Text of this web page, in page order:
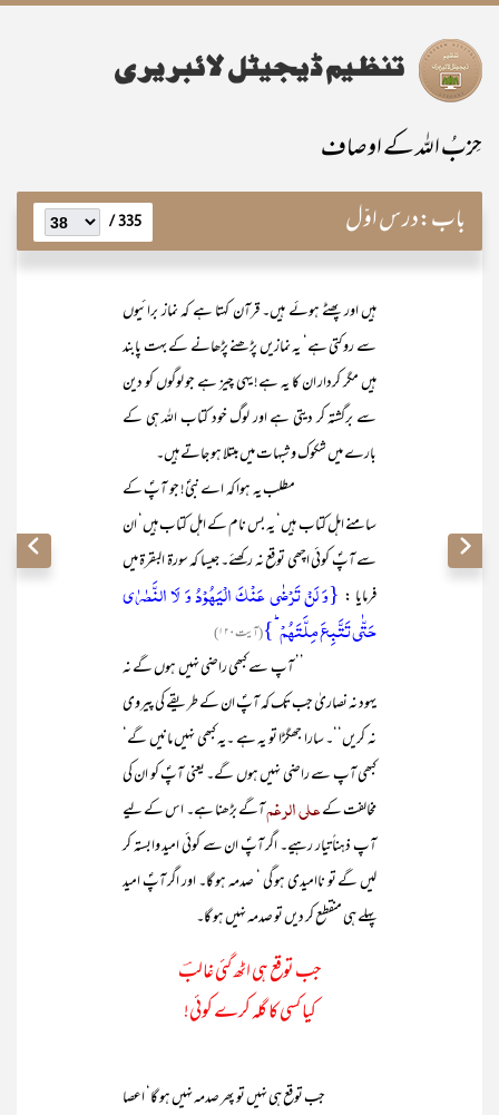
حِزبُ اللہ کے اوصاف
باب:درس اوّل 335 /
ہیں اور پھٹے ہوئے ہیں۔ قرآن کہتا ہے کہ نماز برائیوں
سے روکتی ہے‘ یہ نمازیں پڑھنے پڑھانے کے بہت پابند
ہیں مگر کردار ان کا یہ ہے! یہی چیز ہے جو لوگوں کو دین
سے برگشتہ کر دیتی ہے اور لوگ خود کتاب اللہ ہی کے
بارے میں شکوک و شبہات میں مبتلا ہو جاتے ہیں۔
مطلب یہ ہوا کہ اے نبیؐ! جو آپؐ کے
سامنے اہل کتاب ہیں‘ یہ بس نام کے اہل کتاب ہیں‘ ان
سے آپؐ کوئی اچھی توقع نہ رکھئے۔ جیسا کہ سورۃ البقرۃ میں
فرمایا : {وَ لَنۡ تَرۡضٰی عَنۡکَ الۡیَہُوۡدُ وَ لَا النَّصٰرٰی
حَتّٰی تَتَّبِعَ مِلَّتَہُمۡ ؕ}(آیت ۱۲۰)
’’ آپ سے کبھی راضی نہیں ہوں گے نہ
یہود نہ نصاریٰ جب تک کہ آپؐ ان کے طریقے کی پیروی
نہ کریں‘‘۔ سارا جھگڑا تو یہ ہے ۔یہ کبھی نہیں مانیں گے‘
کبھی آپ سے راضی نہیں ہوں گے۔ یعنی آپؐ کو ان کی
مخالفت کےعلی الرغمآگے بڑھنا ہے۔ اس کے لیے
آپ ذہناً تیار رہیے۔ اگر آپؐ ان سے کوئی امید وابستہ کر
لیں گے تو ناامیدی ہو گی ‘ صدمہ ہو گا۔ اور اگر آپؐ امید
پہلے ہی منقطع کر دیں تو صدمہ نہیں ہو گا۔
جب توقع ہی اٹھ گئی غالبؔ
کیا کسی کا گلہ کرے کوئی!
جب توقع ہی نہیں تو پھر صدمہ نہیں ہو گا‘ اعصا